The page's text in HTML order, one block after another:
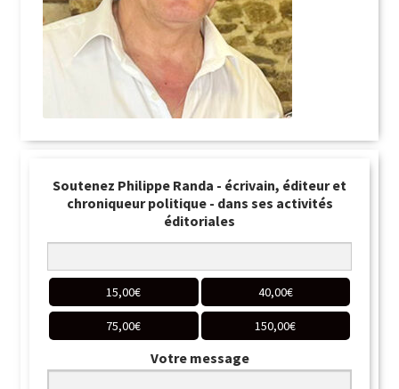
Soutenez Philippe Randa - écrivain, éditeur et
chroniqueur politique - dans ses activités
éditoriales
15,00€ 40,00€
75,00€ 150,00€
Votre message